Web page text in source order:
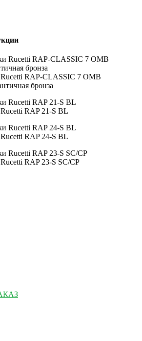
RAP-CLASSIC 7 OMB
бронза
RAP 21-S BL
RAP 24-S BL
RAP 23-S SC/CP